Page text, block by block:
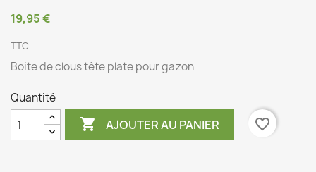
19,95 €
TTC
Boite de clous tête plate pour gazon
Quantité
 AJOUTER AU PANIER favorite_border